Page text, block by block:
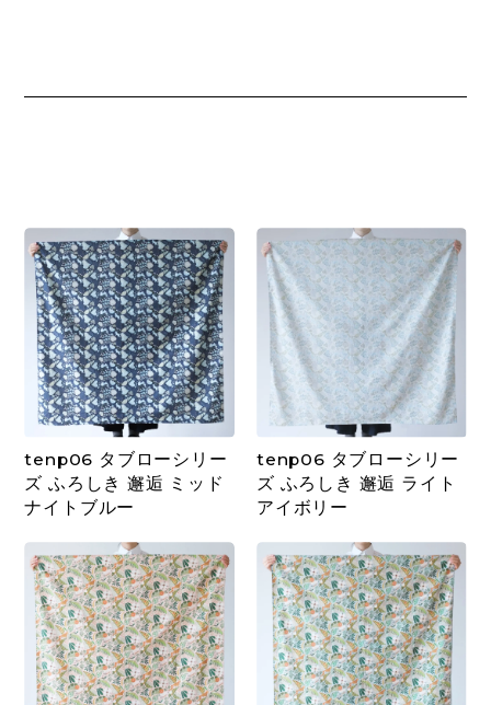
tenp06 タブローシリー
ズ ふろしき 邂逅 ミッド
ナイトブルー
tenp06 タブローシリー
ズ ふろしき 邂逅 ライト
アイボリー